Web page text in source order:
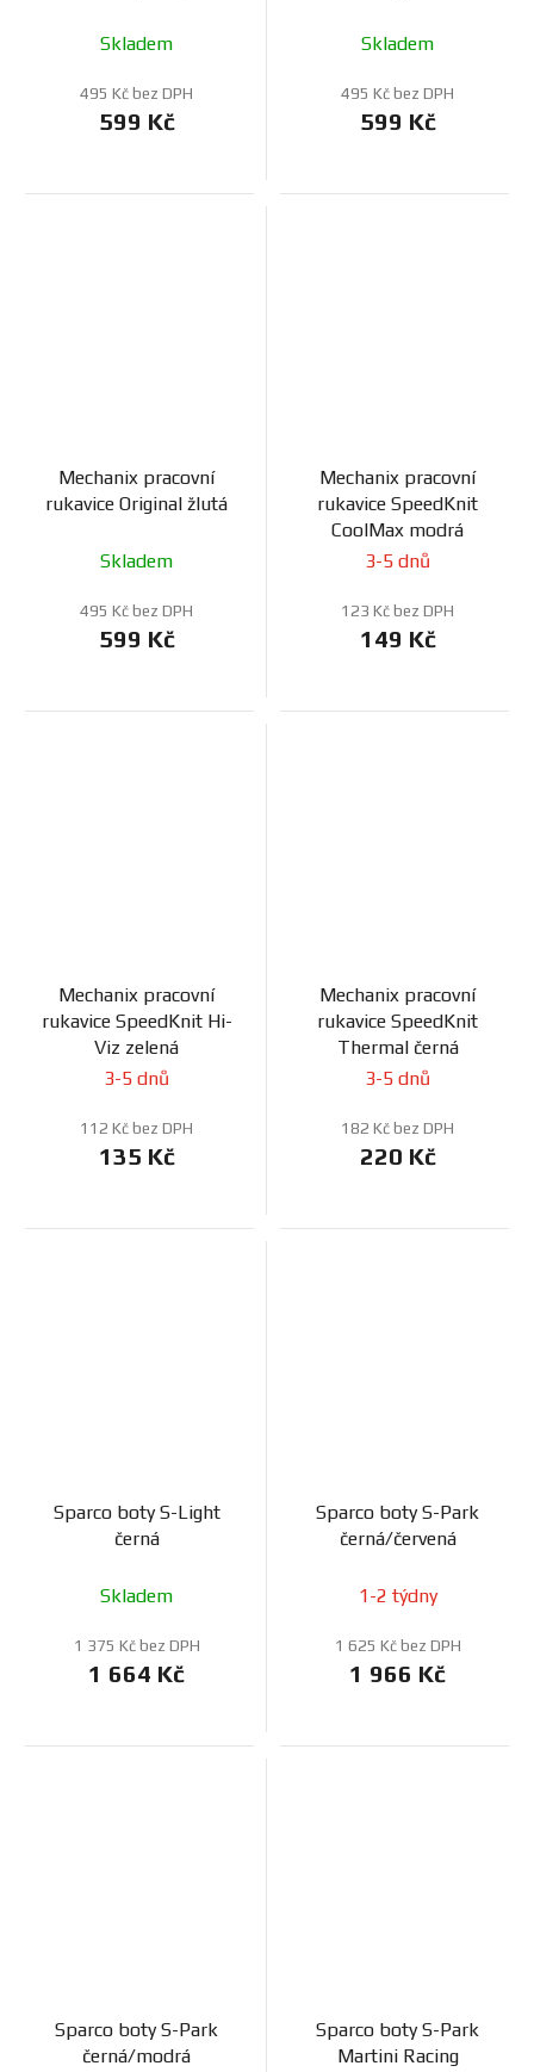
Skladem
495 Kč bez DPH
599 Kč
Skladem
495 Kč bez DPH
599 Kč
Mechanix pracovní
rukavice Original žlutá
Skladem
495 Kč bez DPH
599 Kč
Mechanix pracovní
rukavice SpeedKnit
CoolMax modrá
3-5 dnů
123 Kč bez DPH
149 Kč
Mechanix pracovní
rukavice SpeedKnit Hi-
Viz zelená
3-5 dnů
112 Kč bez DPH
135 Kč
Mechanix pracovní
rukavice SpeedKnit
Thermal černá
3-5 dnů
182 Kč bez DPH
220 Kč
Sparco boty S-Light
černá
Skladem
1 375 Kč bez DPH
1 664 Kč
Sparco boty S-Park
černá/červená
1-2 týdny
1 625 Kč bez DPH
1 966 Kč
Sparco boty S-Park
černá/modrá
Sparco boty S-Park
Martini Racing